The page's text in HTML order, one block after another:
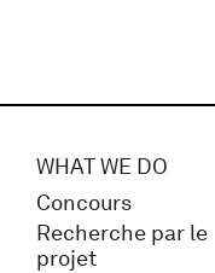
WHAT WE DO
Concours
Recherche par le
projet